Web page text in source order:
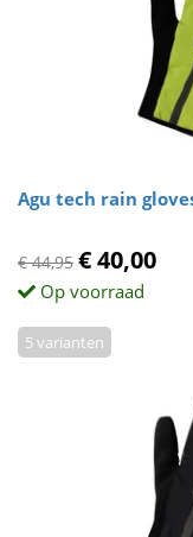
Agu tech rain
€ 44,95 € 40,00
Op voorraad
5 varianten